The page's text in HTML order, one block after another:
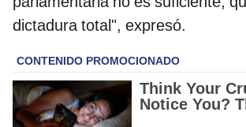
dictadura total", expresó.